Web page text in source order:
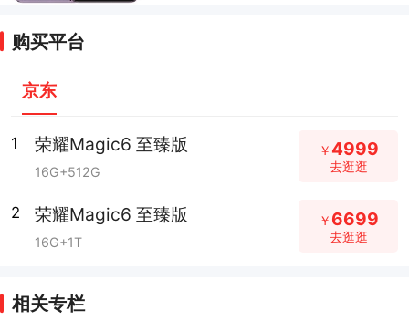
购买平台
京东
1 荣耀Magic6 至臻版
16G+512G
￥ 4999
去逛逛
2 荣耀Magic6 至臻版
16G+1T
￥ 6699
去逛逛
相关专栏